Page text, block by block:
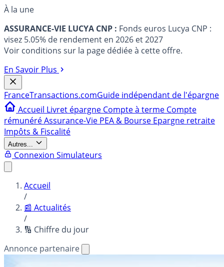
À la une
ASSURANCE-VIE LUCYA CNP : Fonds euros Lucya CNP :
visez 5.05% de rendement en 2026 et 2027
Voir conditions sur la page dédiée à cette offre.
En Savoir Plus
FranceTransactions.comGuide indépendant de l'épargne
Accueil Livret épargne Compte à terme Compte
rémunéréAssurance-Vie PEA & Bourse Epargne retraite
Impôts & Fiscalité
Autres...
Connexion Simulateurs
Accueil
/
📰 Actualités
/
🔢 Chiffre du jour
Annonce partenaire